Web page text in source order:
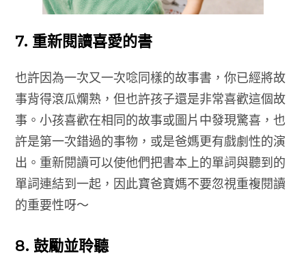
7. 重新閱讀喜愛的書
也許因為一次又一次唸同樣的故事書，你已經將故
事背得滾瓜爛熟，但也許孩子還是非常喜歡這個故
事。小孩喜歡在相同的故事或圖片中發現驚喜，也
許是第一次錯過的事物，或是爸媽更有戲劇性的演
出。重新閱讀可以使他們把書本上的單詞與聽到的
單詞連結到一起，因此寶爸寶媽不要忽視重複閱讀
的重要性呀～
8. 鼓勵並聆聽